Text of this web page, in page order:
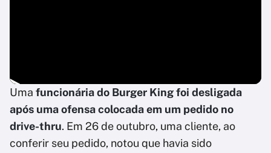
Uma funcionária do Burger King foi desligada
após uma ofensa colocada em um pedido no
drive-thru. Em 26 de outubro, uma cliente, ao
conferir seu pedido, notou que havia sido